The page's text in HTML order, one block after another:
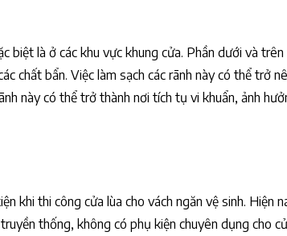
biệt là ở các khu vực khung cửa. Phần dưới và
chất bẩn. Việc làm sạch các rãnh này có thể trở
này có thể trở thành nơi tích tụ vi khuẩn, ảnh
khi thi công cửa lùa cho vách ngăn vệ sinh. Hiện
thống, không có phụ kiện chuyên dụng cho